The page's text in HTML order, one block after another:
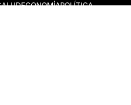
ECONOMÍAPOLÍTICA